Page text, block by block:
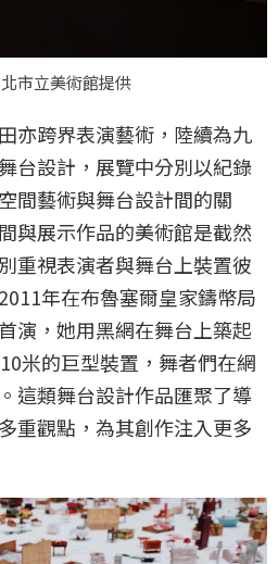
市立美術館提供
亦跨界表演藝術，陸續為九
台設計，展覽中分別以紀錄
間藝術與舞台設計間的關
與展示作品的美術館是截然
重視表演者與舞台上裝置彼
年在布魯塞爾皇家鑄幣局
演，她用黑網在舞台上築起
米的巨型裝置，舞者們在網
這類舞台設計作品匯聚了導
重觀點，為其創作注入更多